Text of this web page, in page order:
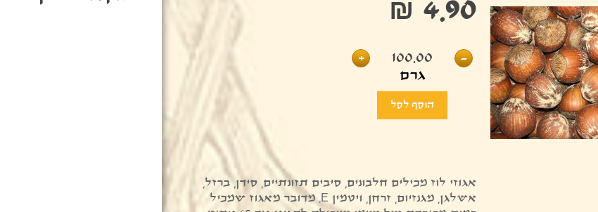
₪ 4.90
-
100.00
גרם
+
אגוזי לוז מכילים חלבונים, סיבים תזונתיים, סידן, ברזל,
אשלגן, מגנזיום, זרחן, ויטמין E. מדובר מאגוז שמכיל